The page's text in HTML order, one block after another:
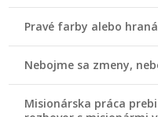
Pravé farby alebo
Nebojme sa zmeny,
Misionárska práca